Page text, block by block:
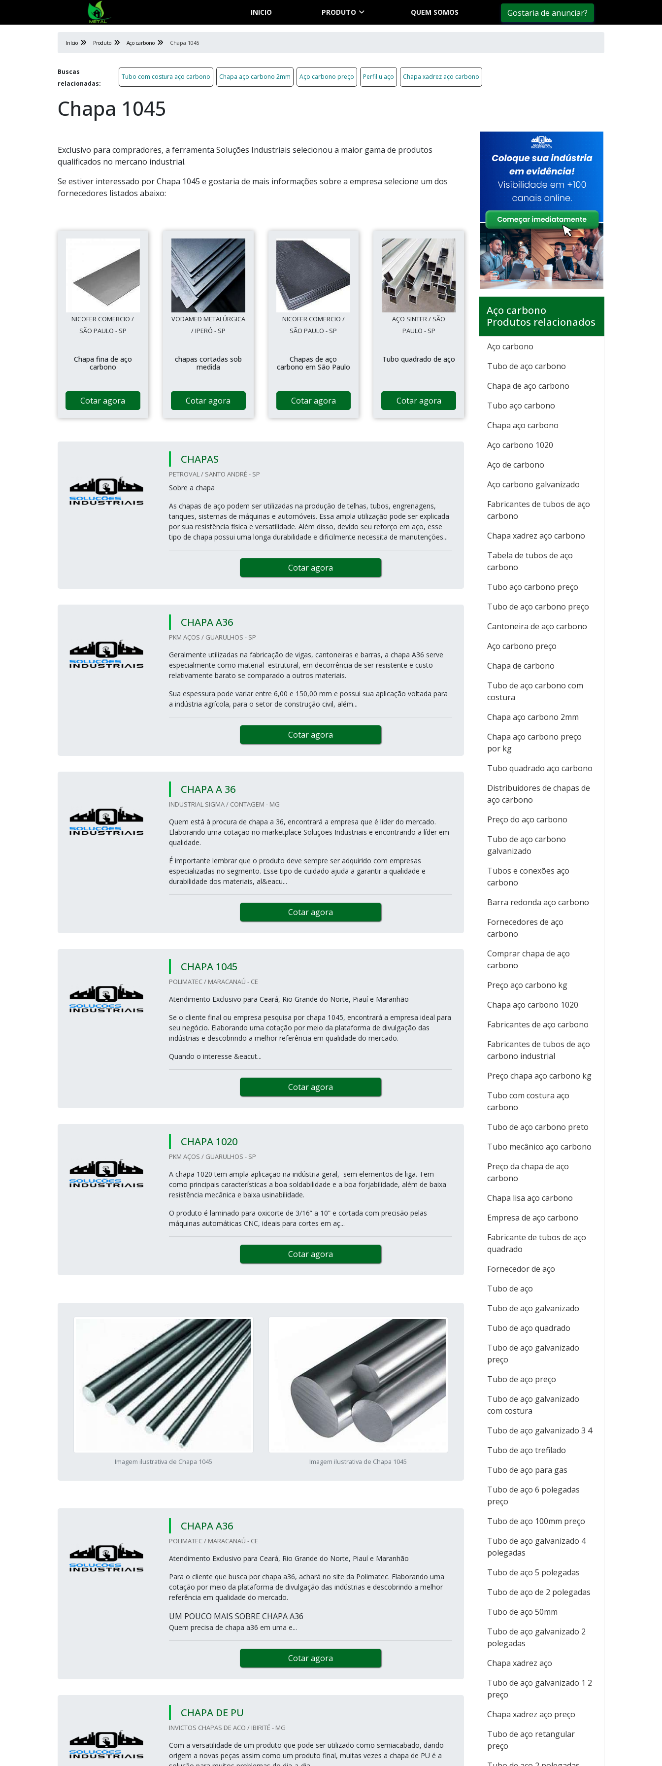
INICIO PRODUTO QUEM SOMOS Gostaria de anunciar?
Início Produto Aço carbono Chapa 1045
Buscas
relacionadas:
Tubo com costura aço carbono Chapa aço carbono 2mm Aço carbono preço Perfil u aço Chapa xadrez aço carbono
Chapa 1045
Exclusivo para compradores, a ferramenta Soluções Industriais selecionou a maior gama de produtos
qualificados no mercano industrial.
Se estiver interessado por Chapa 1045 e gostaria de mais informações sobre a empresa selecione um dos
fornecedores listados abaixo:
NICOFER COMERCIO /
SÃO PAULO - SP
Chapa fina de aço
carbono
Cotar agora
VODAMED METALÚRGICA
/ IPERÓ - SP
chapas cortadas sob
medida
Cotar agora
NICOFER COMERCIO /
SÃO PAULO - SP
Chapas de aço
carbono em São Paulo
Cotar agora
AÇO SINTER / SÃO
PAULO - SP
Tubo quadrado de aço
Cotar agora
CHAPAS
PETROVAL / SANTO ANDRÉ - SP
Sobre a chapa
As chapas de aço podem ser utilizadas na produção de telhas, tubos, engrenagens,
tanques, sistemas de máquinas e automóveis. Essa ampla utilização pode ser explicada
por sua resistência física e versatilidade. Além disso, devido seu reforço em aço, esse
tipo de chapa possui uma longa durabilidade e dificilmente necessita de manutenções...
Cotar agora
CHAPA A36
PKM AÇOS / GUARULHOS - SP
Geralmente utilizadas na fabricação de vigas, cantoneiras e barras, a chapa A36 serve
especialmente como material estrutural, em decorrência de ser resistente e custo
relativamente barato se comparado a outros materiais.
Sua espessura pode variar entre 6,00 e 150,00 mm e possui sua aplicação voltada para
a indústria agrícola, para o setor de construção civil, além...
Cotar agora
CHAPA A 36
INDUSTRIAL SIGMA / CONTAGEM - MG
Quem está à procura de chapa a 36, encontrará a empresa que é líder do mercado.
Elaborando uma cotação no marketplace Soluções Industriais e encontrando a líder em
qualidade.
É importante lembrar que o produto deve sempre ser adquirido com empresas
especializadas no segmento. Esse tipo de cuidado ajuda a garantir a qualidade e
durabilidade dos materiais, al&eacu...
Cotar agora
CHAPA 1045
POLIMATEC / MARACANAÚ - CE
Atendimento Exclusivo para Ceará, Rio Grande do Norte, Piauí e Maranhão
Se o cliente final ou empresa pesquisa por chapa 1045, encontrará a empresa ideal para
seu negócio. Elaborando uma cotação por meio da plataforma de divulgação das
indústrias e descobrindo a melhor referência em qualidade do mercado.
Quando o interesse &eacut...
Cotar agora
CHAPA 1020
PKM AÇOS / GUARULHOS - SP
A chapa 1020 tem ampla aplicação na indústria geral, sem elementos de liga. Tem
como principais características a boa soldabilidade e a boa forjabilidade, além de baixa
resistência mecânica e baixa usinabilidade.
O produto é laminado para oxicorte de 3/16” a 10” e cortada com precisão pelas
máquinas automáticas CNC, ideais para cortes em aç...
Cotar agora
Imagem ilustrativa de Chapa 1045 Imagem ilustrativa de Chapa 1045
CHAPA A36
POLIMATEC / MARACANAÚ - CE
Atendimento Exclusivo para Ceará, Rio Grande do Norte, Piauí e Maranhão
Para o cliente que busca por chapa a36, achará no site da Polimatec. Elaborando uma
cotação por meio da plataforma de divulgação das indústrias e descobrindo a melhor
referência em qualidade do mercado.
UM POUCO MAIS SOBRE CHAPA A36
Quem precisa de chapa a36 em uma e...
Cotar agora
CHAPA DE PU
INVICTOS CHAPAS DE ACO / IBIRITÉ - MG
Com a versatilidade de um produto que pode ser utilizado como semiacabado, dando
origem a novas peças assim como um produto final, muitas vezes a chapa de PU é a
Aço carbono
Produtos relacionados
Aço carbono
Tubo de aço carbono
Chapa de aço carbono
Tubo aço carbono
Chapa aço carbono
Aço carbono 1020
Aço de carbono
Aço carbono galvanizado
Fabricantes de tubos de aço
carbono
Chapa xadrez aço carbono
Tabela de tubos de aço
carbono
Tubo aço carbono preço
Tubo de aço carbono preço
Cantoneira de aço carbono
Aço carbono preço
Chapa de carbono
Tubo de aço carbono com
costura
Chapa aço carbono 2mm
Chapa aço carbono preço
por kg
Tubo quadrado aço carbono
Distribuidores de chapas de
aço carbono
Preço do aço carbono
Tubo de aço carbono
galvanizado
Tubos e conexões aço
carbono
Barra redonda aço carbono
Fornecedores de aço
carbono
Comprar chapa de aço
carbono
Preço aço carbono kg
Chapa aço carbono 1020
Fabricantes de aço carbono
Fabricantes de tubos de aço
carbono industrial
Preço chapa aço carbono kg
Tubo com costura aço
carbono
Tubo de aço carbono preto
Tubo mecânico aço carbono
Preço da chapa de aço
carbono
Chapa lisa aço carbono
Empresa de aço carbono
Fabricante de tubos de aço
quadrado
Fornecedor de aço
Tubo de aço
Tubo de aço galvanizado
Tubo de aço quadrado
Tubo de aço galvanizado
preço
Tubo de aço preço
Tubo de aço galvanizado
com costura
Tubo de aço galvanizado 3 4
Tubo de aço trefilado
Tubo de aço para gas
Tubo de aço 6 polegadas
preço
Tubo de aço 100mm preço
Tubo de aço galvanizado 4
polegadas
Tubo de aço 5 polegadas
Tubo de aço de 2 polegadas
Tubo de aço 50mm
Tubo de aço galvanizado 2
polegadas
Chapa xadrez aço
Tubo de aço galvanizado 1 2
preço
Chapa xadrez aço preço
Tubo de aço retangular
preço